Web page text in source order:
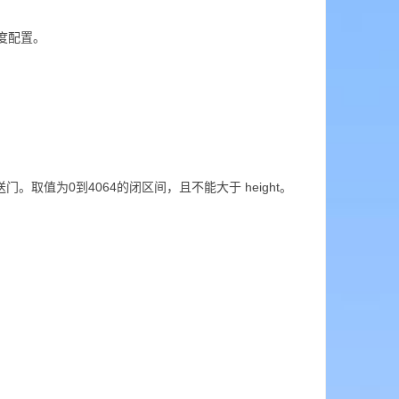
置。
。取值为0到4064的闭区间，且不能大于 height。